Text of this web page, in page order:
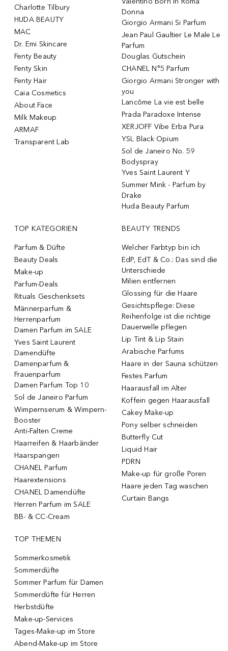
Charlotte Tilbury
HUDA BEAUTY
MAC
Dr. Emi Skincare
Fenty Beauty
Fenty Skin
Fenty Hair
Caia Cosmetics
About Face
Milk Makeup
ARMAF
Transparent Lab
Donna
Giorgio Armani Si Parfum
Jean Paul Gaultier Le Male Le
Parfum
Douglas Gutschein
CHANEL N°5 Parfum
Giorgio Armani Stronger with
you
Lancôme La vie est belle
Prada Paradoxe Intense
XERJOFF Vibe Erba Pura
YSL Black Opium
Sol de Janeiro No. 59
Bodyspray
Yves Saint Laurent Y
Summer Mink - Parfum by
Drake
Huda Beauty Parfum
TOP KATEGORIEN
Parfum & Düfte
Beauty Deals
Make-up
Parfum-Deals
Rituals Geschenksets
Männerparfum &
Herrenparfum
Damen Parfum im SALE
Yves Saint Laurent
Damendüfte
Damenparfum &
Frauenparfum
Damen Parfum Top 10
Sol de Janeiro Parfum
Wimpernserum & Wimpern-
Booster
Anti-Falten Creme
Haarreifen & Haarbänder
Haarspangen
CHANEL Parfum
Haarextensions
CHANEL Damendüfte
Herren Parfum im SALE
BB- & CC-Cream
BEAUTY TRENDS
Welcher Farbtyp bin ich
EdP, EdT & Co.: Das sind die
Unterschiede
Milien entfernen
Glossing für die Haare
Gesichtspflege: Diese
Reihenfolge ist die richtige
Dauerwelle pflegen
Lip Tint & Lip Stain
Arabische Parfums
Haare in der Sauna schützen
Festes Parfum
Haarausfall im Alter
Koffein gegen Haarausfall
Cakey Make-up
Pony selber schneiden
Butterfly Cut
Liquid Hair
PDRN
Make-up für große Poren
Haare jeden Tag waschen
Curtain Bangs
TOP THEMEN
Sommerkosmetik
Sommerdüfte
Sommer Parfum für Damen
Sommerdüfte für Herren
Herbstdüfte
Make-up-Services
Tages-Make-up im Store
Abend-Make-up im Store